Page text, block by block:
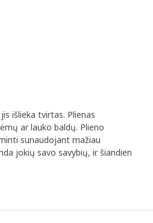
išlieka tvirtas. Plienas
ar lauko baldų. Plieno
sunaudojant mažiau
jokių savo savybių, ir šiandien